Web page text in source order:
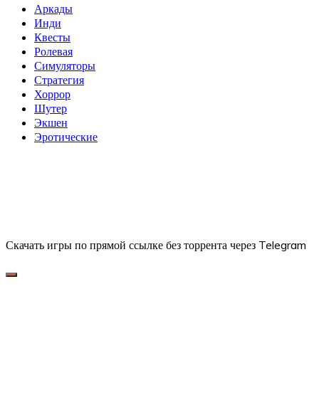
Аркады
Инди
Квесты
Ролевая
Симуляторы
Стратегия
Хоррор
Шутер
Экшен
Эротические
Скачать игры по прямой ссылке без торрента через Telegram